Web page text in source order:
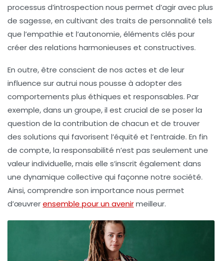
processus d’introspection nous permet d’agir avec plus
de sagesse, en cultivant des traits de personnalité tels
que l’empathie et l’autonomie, éléments clés pour
créer des relations harmonieuses et constructives.
En outre, être conscient de nos actes et de leur
influence sur autrui nous pousse à adopter des
comportements plus éthiques et responsables. Par
exemple, dans un groupe, il est crucial de se poser la
question de la contribution de chacun et de trouver
des solutions qui favorisent l’équité et l’entraide. En fin
de compte, la responsabilité n’est pas seulement une
valeur individuelle, mais elle s’inscrit également dans
une dynamique collective qui façonne notre société.
Ainsi, comprendre son importance nous permet
d’œuvrerensemble pour un avenirmeilleur.